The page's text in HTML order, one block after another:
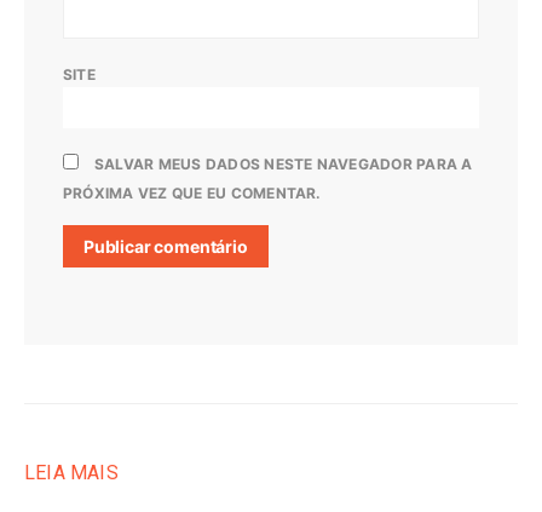
SITE
SALVAR MEUS DADOS NESTE NAVEGADOR PARA A
PRÓXIMA VEZ QUE EU COMENTAR.
LEIA MAIS